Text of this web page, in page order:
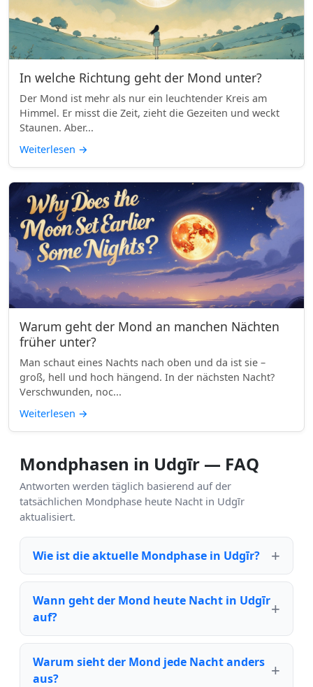
In welche Richtung geht der Mond unter?
Der Mond ist mehr als nur ein leuchtender Kreis am
Himmel. Er misst die Zeit, zieht die Gezeiten und weckt
Staunen. Aber...
Weiterlesen →
Warum geht der Mond an manchen Nächten
früher unter?
Man schaut eines Nachts nach oben und da ist sie –
groß, hell und hoch hängend. In der nächsten Nacht?
Verschwunden, noc...
Weiterlesen →
Mondphasen in Udgīr — FAQ
Antworten werden täglich basierend auf der
tatsächlichen Mondphase heute Nacht in Udgīr
aktualisiert.
Wie ist die aktuelle Mondphase in Udgīr?
Wann geht der Mond heute Nacht in Udgīr
auf?
Warum sieht der Mond jede Nacht anders
aus?